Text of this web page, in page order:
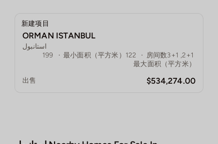
新建项目
ORMAN ISTANBUL
استانبول
2+1, 3+1
房间数
·
122
最小面积（平方米）
·
199
最大面积（平方米）
$534,274.00
出售